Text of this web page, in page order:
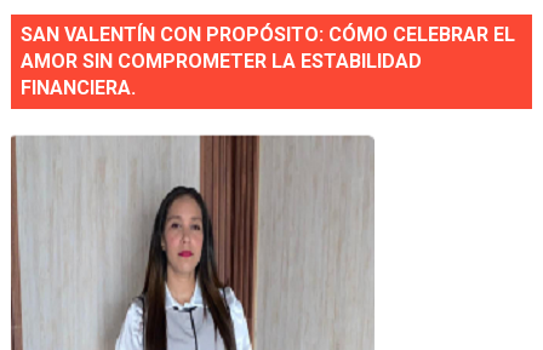
SAN VALENTÍN CON PROPÓSITO: CÓMO CELEBRAR EL
AMOR SIN COMPROMETER LA ESTABILIDAD
FINANCIERA.